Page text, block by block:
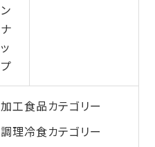
ン
ナ
ッ
プ
加工食品カテゴリー
調理冷食カテゴリー